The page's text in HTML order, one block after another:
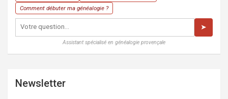
Comment débuter ma généalogie ?
➤
Assistant spécialisé en généalogie provençale
Newsletter